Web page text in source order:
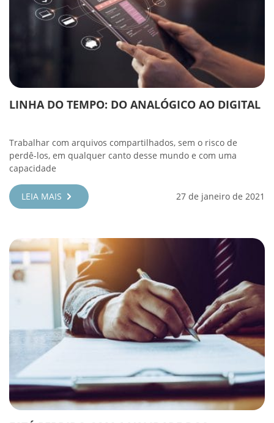
LINHA DO TEMPO: DO ANALÓGICO AO DIGITAL
Trabalhar com arquivos compartilhados, sem o risco de
perdê-los, em qualquer canto desse mundo e com uma
capacidade
LEIA MAIS 27 de janeiro de 2021